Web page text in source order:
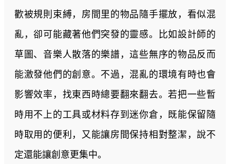
歡被規則束縛，房間里的物品隨手擺放，看似混
亂，卻可能藏著他們突發的靈感。比如設計師的
草圖、音樂人散落的樂譜，這些無序的物品反而
能激發他們的創意。不過，混亂的環境有時也會
影響效率，找東西時總要翻來翻去。若把一些暫
時用不上的工具或材料存到迷你倉，既能保留隨
時取用的便利，又能讓房間保持相對整潔，說不
定還能讓創意更集中。